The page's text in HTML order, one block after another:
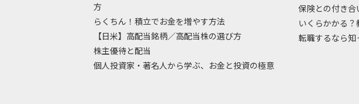
方
らくちん！積立でお金を増やす方法
【日米】高配当銘柄／高配当株の選び方
株主優待と配当
個人投資家・著名人から学ぶ、お金と投資の極意
保険との付き合
いくらかかる
転職するなら知